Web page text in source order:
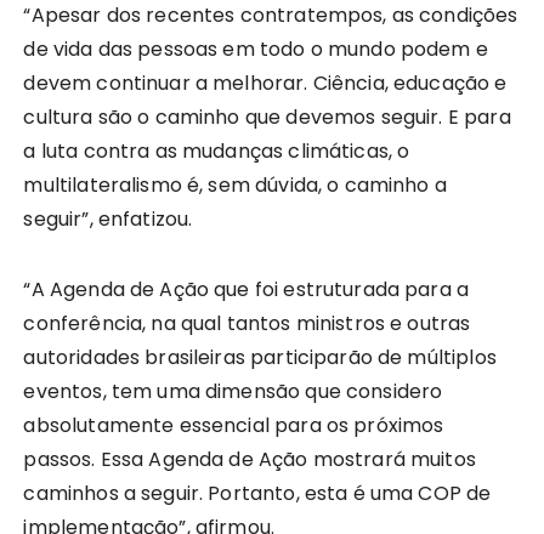
“Apesar dos recentes contratempos, as condições
de vida das pessoas em todo o mundo podem e
devem continuar a melhorar. Ciência, educação e
cultura são o caminho que devemos seguir. E para
a luta contra as mudanças climáticas, o
multilateralismo é, sem dúvida, o caminho a
seguir”, enfatizou.
“A Agenda de Ação que foi estruturada para a
conferência, na qual tantos ministros e outras
autoridades brasileiras participarão de múltiplos
eventos, tem uma dimensão que considero
absolutamente essencial para os próximos
passos. Essa Agenda de Ação mostrará muitos
caminhos a seguir. Portanto, esta é uma COP de
implementação”, afirmou.